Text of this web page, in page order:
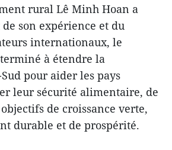
rural Lê Minh Hoan a
son expérience et du
internationaux, le
à étendre la
pour aider les pays
leur sécurité alimentaire, de
de croissance verte,
durable et de prospérité.